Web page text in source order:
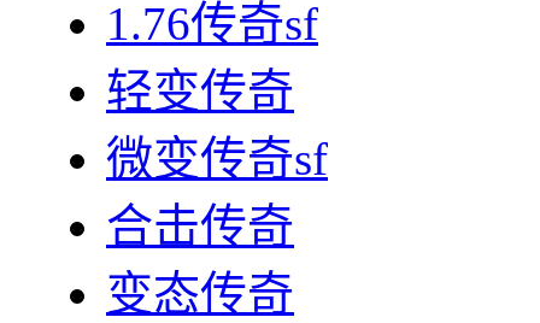
1.76传奇sf
轻变传奇
微变传奇sf
合击传奇
变态传奇